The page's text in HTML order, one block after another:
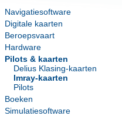
Navigatiesoftware
Digitale kaarten
Beroepsvaart
Hardware
Pilots & kaarten
Delius Klasing-kaarten
Imray-kaarten
Pilots
Boeken
Simulatiesoftware